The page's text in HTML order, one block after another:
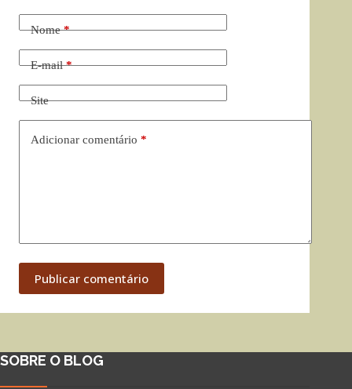
Nome*
E-mail*
Site
Adicionar comentário *
Publicar comentário
SOBRE O BLOG